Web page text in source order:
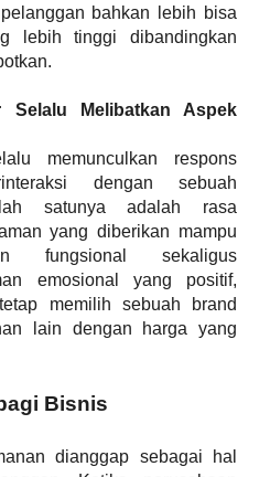
bahkan lebih bisa
lebih tinggi dibandingkan
Selalu Melibatkan Aspek
memunculkan respons
dengan sebuah
satunya adalah rasa
yang diberikan mampu
fungsional sekaligus
emosional yang positif,
memilih sebuah brand
lain dengan harga yang
Bisnis
dianggap sebagai hal